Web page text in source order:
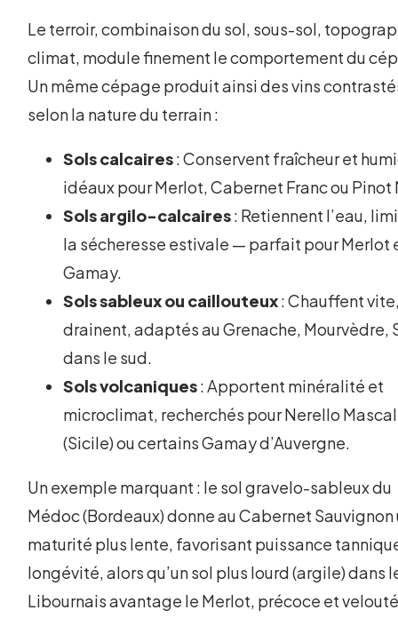
Le terroir, combinaison du sol, sous-sol,
climat, module finement le comportement du
Un même cépage produit ainsi des vins
selon la nature du terrain :
Sols calcaires: Conservent fraîcheur et
idéaux pour Merlot, Cabernet Franc ou Pinot
Sols argilo-calcaires: Retiennent l’eau,
la sécheresse estivale — parfait pour Merlot
Gamay.
Sols sableux ou caillouteux: Chauffent
drainent, adaptés au Grenache, Mourvèdre,
dans le sud.
Sols volcaniques: Apportent minéralité et
microclimat, recherchés pour Nerello
(Sicile) ou certains Gamay d’Auvergne.
Un exemple marquant : le sol gravelo-sableux du
Médoc (Bordeaux) donne au Cabernet Sauvignon
maturité plus lente, favorisant puissance
longévité, alors qu’un sol plus lourd (argile) dans
Libournais avantage le Merlot, précoce et